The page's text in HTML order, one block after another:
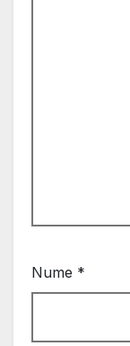
Nume *